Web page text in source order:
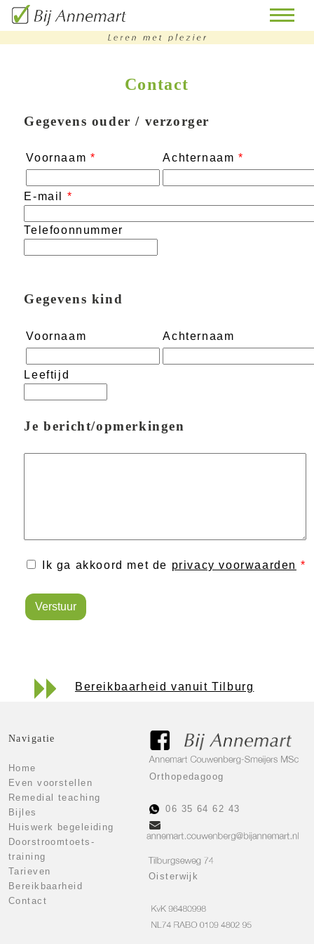
remedial
bijles
huiswerkbegeleiding
doorstroomtoets-
training
Contact
Gegevens ouder / verzorger
Voornaam * Achternaam *
E-mail *
Telefoonnummer
Gegevens kind
Voornaam Achternaam
Leeftijd
Je bericht/opmerkingen
Ik ga akkoord met de privacy voorwaarden *
Verstuur
Bereikbaarheid vanuit Tilburg
Navigatie
Home
Even voorstellen
Remedial teaching
Bijles
Huiswerk begeleiding
Doorstroomtoets-
training
Tarieven
Bereikbaarheid
Contact
Orthopedagoog
06 35 64 62 43
Oisterwijk